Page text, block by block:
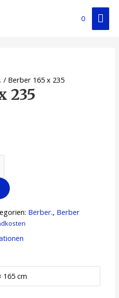
0
/ Berber 165 x 235
235
Berber., Berber
165 cm